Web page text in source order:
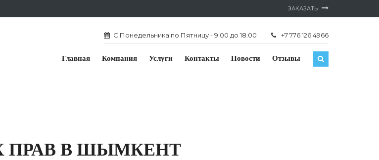
ЗАКАЗАТЬ
С Понедельника по Пятницу - 9:00 до 18:00 +7 776 126 4966
Главная Компания Услуги Контакты Новости Отзывы
ПРАВ В ШЫМКЕНТ